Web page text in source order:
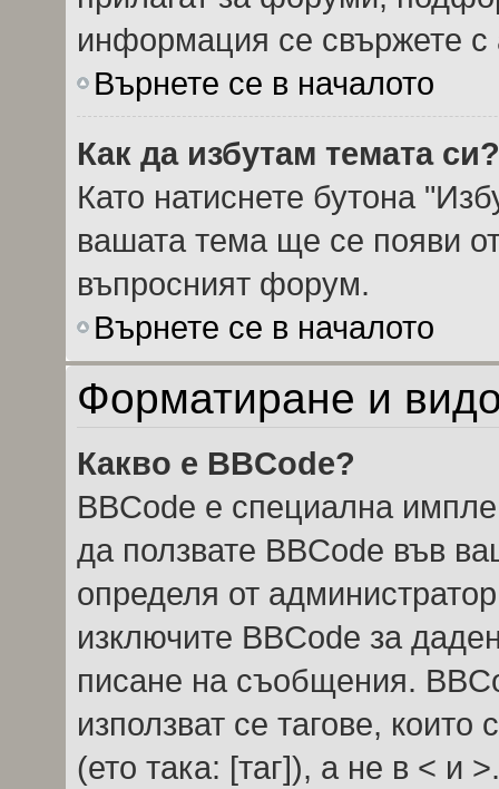
информация се свържете с
Върнете се в началото
Как да избутам темата си?
Като натиснете бутона
вашата тема ще се появи
въпросният форум.
Върнете се в началото
Форматиране и
Какво е BBCode?
BBCode е специална
да ползвате BBCode във
определя от
изключите BBCode за
писане на съобщения.
използват се тагове, които
(ето така: [таг]), а не в < и